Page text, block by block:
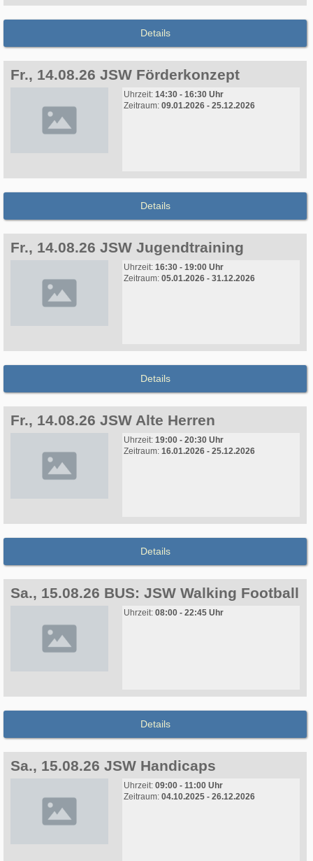
Details
Fr., 14.08.26 JSW Förderkonzept
Uhrzeit: 14:30 - 16:30 Uhr
Zeitraum: 09.01.2026 - 25.12.2026
Details
Fr., 14.08.26 JSW Jugendtraining
Uhrzeit: 16:30 - 19:00 Uhr
Zeitraum: 05.01.2026 - 31.12.2026
Details
Fr., 14.08.26 JSW Alte Herren
Uhrzeit: 19:00 - 20:30 Uhr
Zeitraum: 16.01.2026 - 25.12.2026
Details
Sa., 15.08.26 BUS: JSW Walking Football
Uhrzeit: 08:00 - 22:45 Uhr
Details
Sa., 15.08.26 JSW Handicaps
Uhrzeit: 09:00 - 11:00 Uhr
Zeitraum: 04.10.2025 - 26.12.2026